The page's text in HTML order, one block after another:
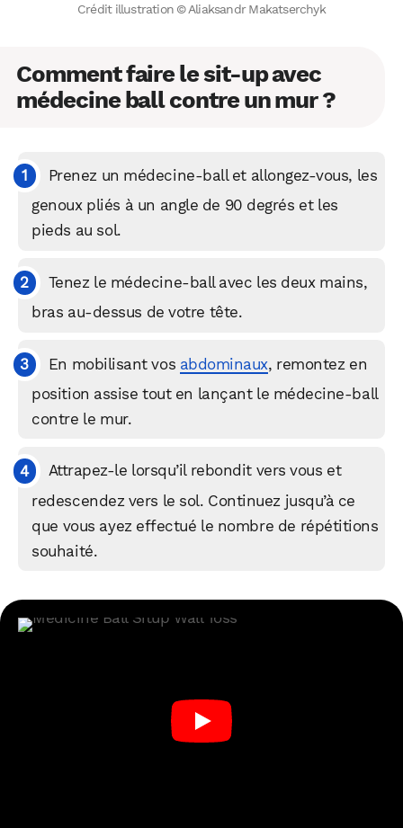
Crédit illustration © Aliaksandr Makatserchyk
Comment faire le sit-up avec
médecine ball contre un mur ?
Prenez un médecine-ball et allongez-vous, les
genoux pliés à un angle de 90 degrés et les
pieds au sol.
Tenez le médecine-ball avec les deux mains,
bras au-dessus de votre tête.
En mobilisant vos abdominaux, remontez en
position assise tout en lançant le médecine-ball
contre le mur.
Attrapez-le lorsqu’il rebondit vers vous et
redescendez vers le sol. Continuez jusqu’à ce
que vous ayez effectué le nombre de répétitions
souhaité.